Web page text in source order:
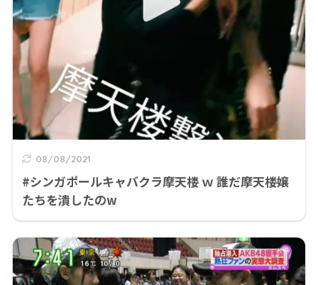
08/08/2021
#シンガポールキャバクラ摩天楼 ｗ 誰だ摩天楼嬢
たちを潰したのw